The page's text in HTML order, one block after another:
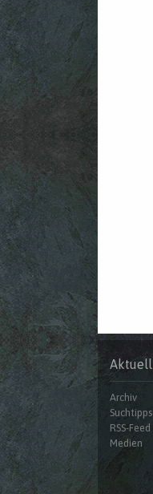
Aktuell
Archiv
Suchtipps
RSS-Feed
Medien